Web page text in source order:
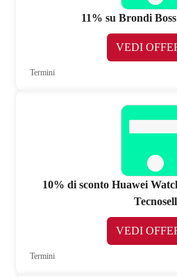
11% su Brondi
VEDI
Termini
10% di sconto Huawei
Tecnosell
VEDI
Termini